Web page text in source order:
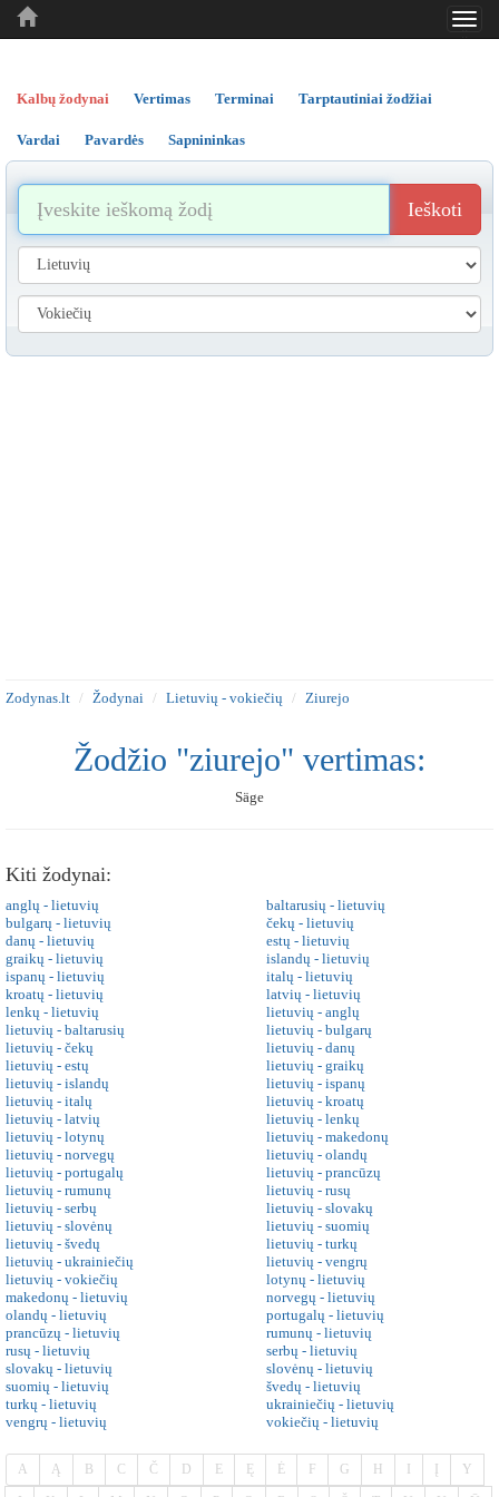
..
..
Kalbų žodynai Vertimas Terminai Tarptautiniai žodžiai
Vardai Pavardės Sapnininkas
Ieškoti
Zodynas.lt Žodynai Lietuvių - vokiečių Ziurejo
Žodžio "ziurejo" vertimas:
Säge
Kiti žodynai:
anglų - lietuvių
baltarusių - lietuvių
bulgarų - lietuvių
čekų - lietuvių
danų - lietuvių
estų - lietuvių
graikų - lietuvių
islandų - lietuvių
ispanų - lietuvių
italų - lietuvių
kroatų - lietuvių
latvių - lietuvių
lenkų - lietuvių
lietuvių - anglų
lietuvių - baltarusių
lietuvių - bulgarų
lietuvių - čekų
lietuvių - danų
lietuvių - estų
lietuvių - graikų
lietuvių - islandų
lietuvių - ispanų
lietuvių - italų
lietuvių - kroatų
lietuvių - latvių
lietuvių - lenkų
lietuvių - lotynų
lietuvių - makedonų
lietuvių - norvegų
lietuvių - olandų
lietuvių - portugalų
lietuvių - prancūzų
lietuvių - rumunų
lietuvių - rusų
lietuvių - serbų
lietuvių - slovakų
lietuvių - slovėnų
lietuvių - suomių
lietuvių - švedų
lietuvių - turkų
lietuvių - ukrainiečių
lietuvių - vengrų
lietuvių - vokiečių
lotynų - lietuvių
makedonų - lietuvių
norvegų - lietuvių
olandų - lietuvių
portugalų - lietuvių
prancūzų - lietuvių
rumunų - lietuvių
rusų - lietuvių
serbų - lietuvių
slovakų - lietuvių
slovėnų - lietuvių
suomių - lietuvių
švedų - lietuvių
turkų - lietuvių
ukrainiečių - lietuvių
vengrų - lietuvių
vokiečių - lietuvių
A Ą B C Č D E Ę Ė F G H Y